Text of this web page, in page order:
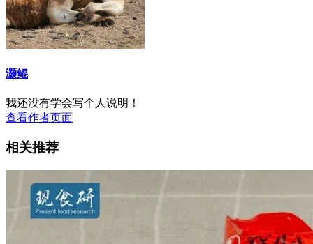
灏鲲
我还没有学会写个人说明！
查看作者页面
相关推荐